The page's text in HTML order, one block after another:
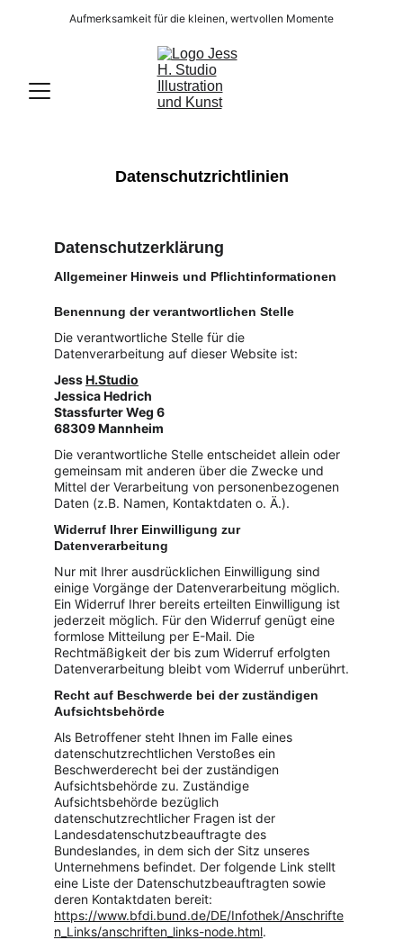
Aufmerksamkeit für die kleinen, wertvollen Momente
Datenschutzrichtlinien
Datenschutzerklärung
Allgemeiner Hinweis und Pflichtinformationen
Benennung der verantwortlichen Stelle
Die verantwortliche Stelle für die
Datenverarbeitung auf dieser Website ist:
Jess H.Studio
Jessica Hedrich
Stassfurter Weg 6
68309 Mannheim
Die verantwortliche Stelle entscheidet allein oder
gemeinsam mit anderen über die Zwecke und
Mittel der Verarbeitung von personenbezogenen
Daten (z.B. Namen, Kontaktdaten o. Ä.).
Widerruf Ihrer Einwilligung zur
Datenverarbeitung
Nur mit Ihrer ausdrücklichen Einwilligung sind
einige Vorgänge der Datenverarbeitung möglich.
Ein Widerruf Ihrer bereits erteilten Einwilligung ist
jederzeit möglich. Für den Widerruf genügt eine
formlose Mitteilung per E-Mail. Die
Rechtmäßigkeit der bis zum Widerruf erfolgten
Datenverarbeitung bleibt vom Widerruf unberührt.
Recht auf Beschwerde bei der zuständigen
Aufsichtsbehörde
Als Betroffener steht Ihnen im Falle eines
datenschutzrechtlichen Verstoßes ein
Beschwerderecht bei der zuständigen
Aufsichtsbehörde zu. Zuständige
Aufsichtsbehörde bezüglich
datenschutzrechtlicher Fragen ist der
Landesdatenschutzbeauftragte des
Bundeslandes, in dem sich der Sitz unseres
Unternehmens befindet. Der folgende Link stellt
eine Liste der Datenschutzbeauftragten sowie
deren Kontaktdaten bereit:
https://www.bfdi.bund.de/DE/Infothek/Anschrifte
n_Links/anschriften_links-node.html.